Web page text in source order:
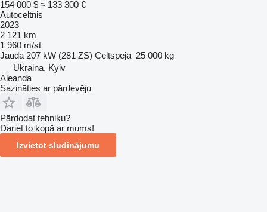
154 000 $ ≈ 133 300 €
Autoceltnis
2023
2 121 km
1 960 m/st
Jauda 207 kW (281 ZS) Celtspēja 25 000 kg
Ukraina, Kyiv
Aleanda
Sazināties ar pārdevēju
Pārdodat tehniku?
Dariet to kopā ar mums!
Izvietot sludinājumu